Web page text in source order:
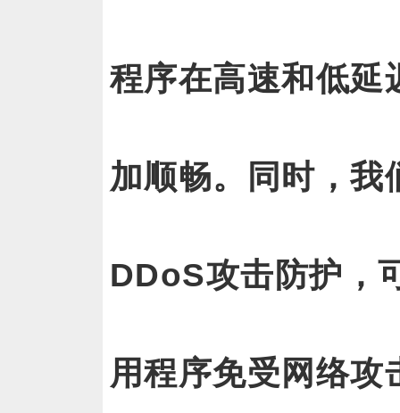
程序在高速和低延
加顺畅。同时，
DDoS攻击防护，
用程序免受网络攻